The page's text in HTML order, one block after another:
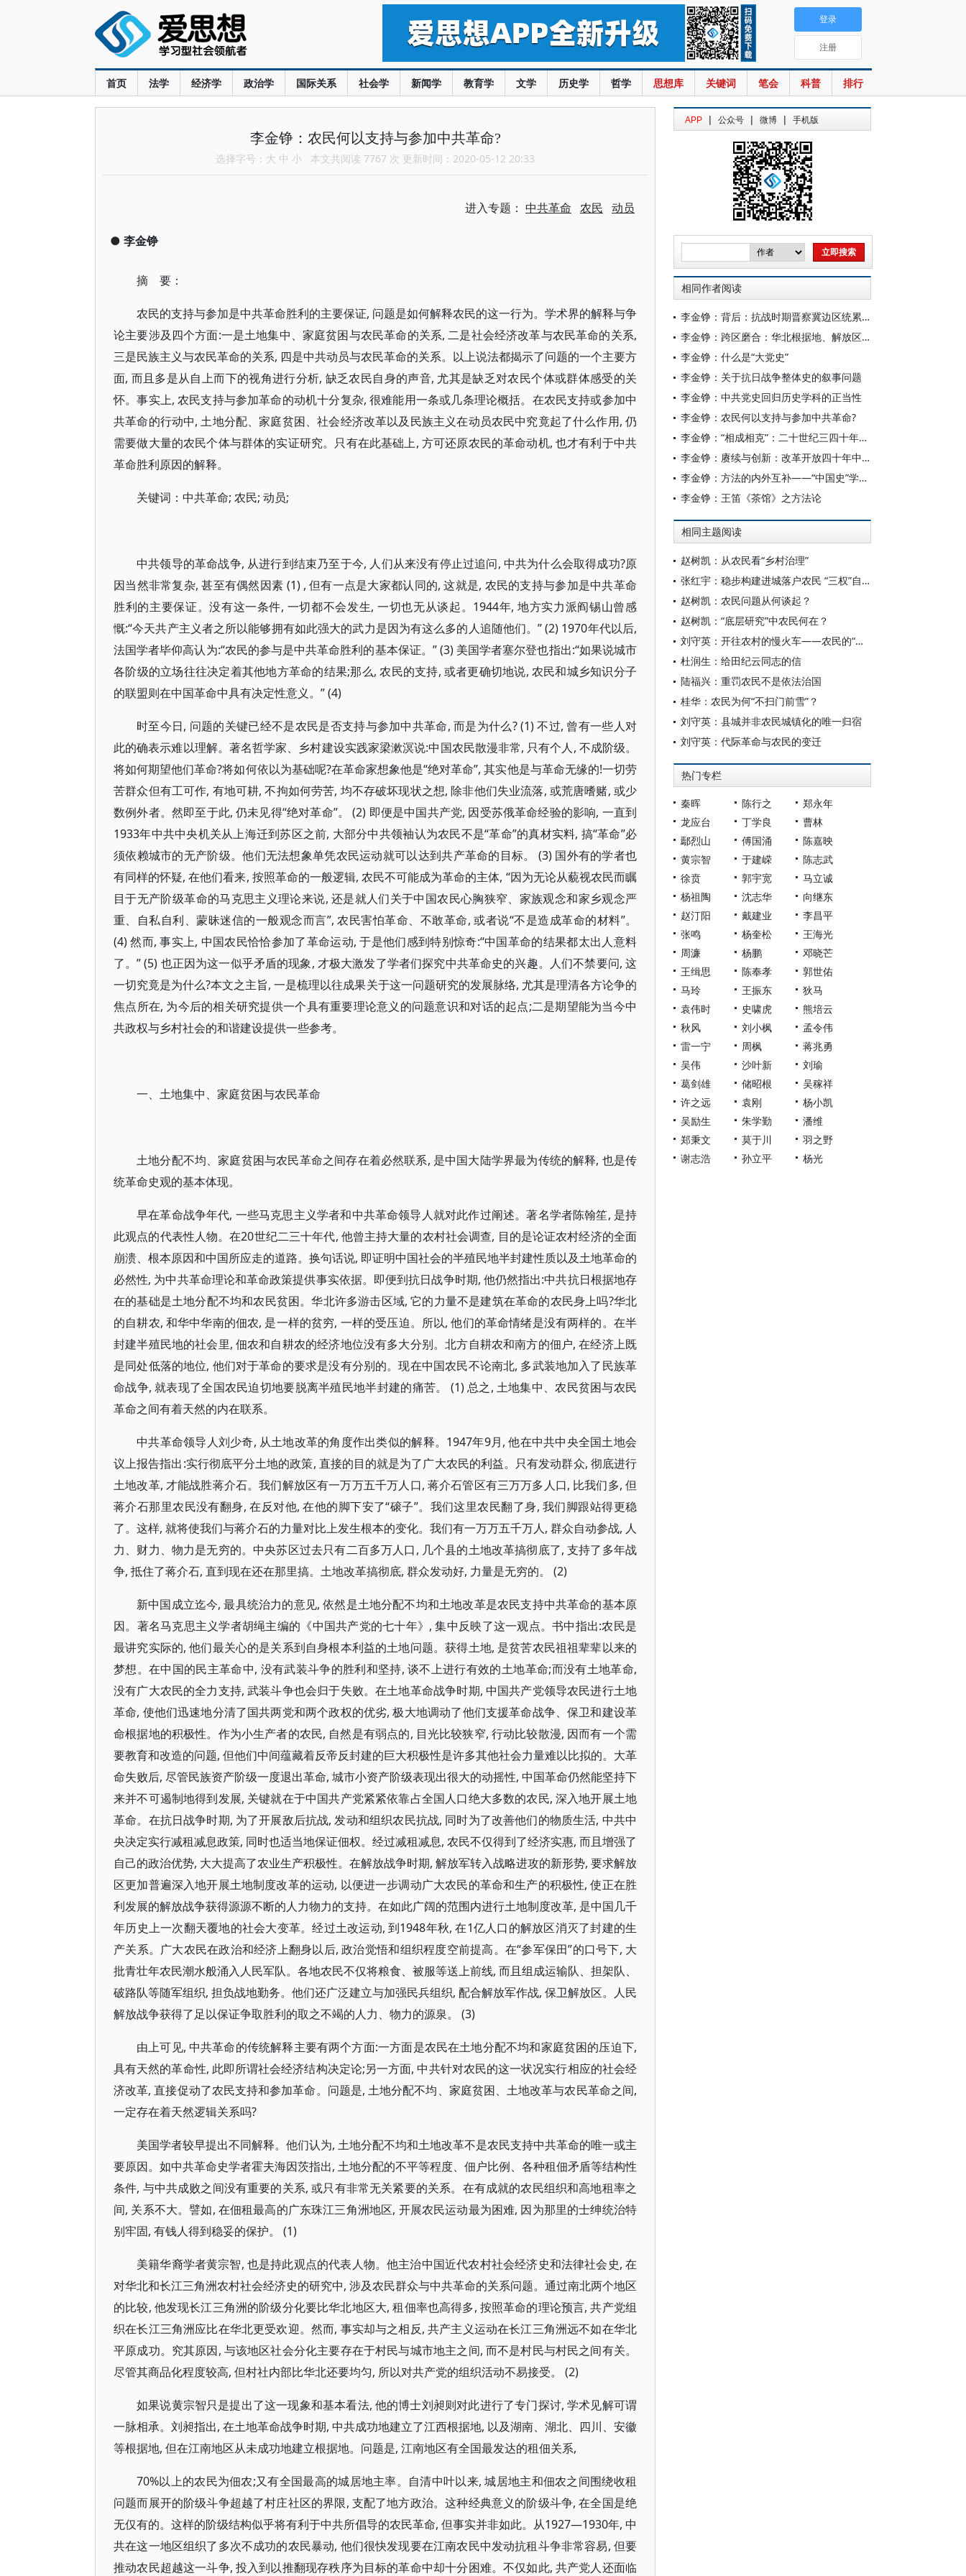
首页 法学 经济学 政治学 国际关系 社会学 新闻学 教育学 文学 历史学 哲学 思想库 关键词 笔会 科普 排行
登录
注册
李金铮：农民何以支持与参加中共革命?
选择字号： 大 中 小 本文共阅读 7767 次 更新时间：2020-05-12 20:33
进入专题： 中共革命 农民 动员
● 李金铮
摘 要：
农民的支持与参加是中共革命胜利的主要保证, 问题是如何解释农民的这一行为。学术界的解释与争
论主要涉及四个方面:一是土地集中、家庭贫困与农民革命的关系, 二是社会经济改革与农民革命的关系,
三是民族主义与农民革命的关系, 四是中共动员与农民革命的关系。以上说法都揭示了问题的一个主要方
面, 而且多是从自上而下的视角进行分析, 缺乏农民自身的声音, 尤其是缺乏对农民个体或群体感受的关
怀。事实上, 农民支持与参加革命的动机十分复杂, 很难能用一条或几条理论概括。在农民支持或参加中
共革命的行动中, 土地分配、家庭贫困、社会经济改革以及民族主义在动员农民中究竟起了什么作用, 仍
需要做大量的农民个体与群体的实证研究。只有在此基础上, 方可还原农民的革命动机, 也才有利于中共
革命胜利原因的解释。
关键词：中共革命; 农民; 动员;
中共领导的革命战争, 从进行到结束乃至于今, 人们从来没有停止过追问, 中共为什么会取得成功?原
因当然非常复杂, 甚至有偶然因素 (1) , 但有一点是大家都认同的, 这就是, 农民的支持与参加是中共革命
胜利的主要保证。没有这一条件, 一切都不会发生, 一切也无从谈起。1944年, 地方实力派阎锡山曾感
慨:“今天共产主义者之所以能够拥有如此强大的武力是因为有这么多的人追随他们。” (2) 1970年代以后,
法国学者毕仰高认为:“农民的参与是中共革命胜利的基本保证。” (3) 美国学者塞尔登也指出:“如果说城市
各阶级的立场往往决定着其他地方革命的结果;那么, 农民的支持, 或者更确切地说, 农民和城乡知识分子
的联盟则在中国革命中具有决定性意义。” (4)
时至今日, 问题的关键已经不是农民是否支持与参加中共革命, 而是为什么? (1) 不过, 曾有一些人对
此的确表示难以理解。著名哲学家、乡村建设实践家梁漱溟说:中国农民散漫非常, 只有个人, 不成阶级。
将如何期望他们革命?将如何依以为基础呢?在革命家想象他是“绝对革命”, 其实他是与革命无缘的!一切劳
苦群众但有工可作, 有地可耕, 不拘如何劳苦, 均不存破坏现状之想, 除非他们失业流落, 或荒唐嗜赌, 或少
数例外者。然即至于此, 仍未见得“绝对革命”。 (2) 即便是中国共产党, 因受苏俄革命经验的影响, 一直到
1933年中共中央机关从上海迁到苏区之前, 大部分中共领袖认为农民不是“革命”的真材实料, 搞“革命”必
须依赖城市的无产阶级。他们无法想象单凭农民运动就可以达到共产革命的目标。 (3) 国外有的学者也
有同样的怀疑, 在他们看来, 按照革命的一般逻辑, 农民不可能成为革命的主体, “因为无论从藐视农民而瞩
目于无产阶级革命的马克思主义理论来说, 还是就人们关于中国农民心胸狭窄、家族观念和家乡观念严
重、自私自利、蒙昧迷信的一般观念而言”, 农民害怕革命、不敢革命, 或者说“不是造成革命的材料”。
(4) 然而, 事实上, 中国农民恰恰参加了革命运动, 于是他们感到特别惊奇:“中国革命的结果都太出人意料
了。” (5) 也正因为这一似乎矛盾的现象, 才极大激发了学者们探究中共革命史的兴趣。人们不禁要问, 这
一切究竟是为什么?本文之主旨, 一是梳理以往成果关于这一问题研究的发展脉络, 尤其是理清各方论争的
焦点所在, 为今后的相关研究提供一个具有重要理论意义的问题意识和对话的起点;二是期望能为当今中
共政权与乡村社会的和谐建设提供一些参考。
一、土地集中、家庭贫困与农民革命
土地分配不均、家庭贫困与农民革命之间存在着必然联系, 是中国大陆学界最为传统的解释, 也是传
统革命史观的基本体现。
早在革命战争年代, 一些马克思主义学者和中共革命领导人就对此作过阐述。著名学者陈翰笙, 是持
此观点的代表性人物。在20世纪二三十年代, 他曾主持大量的农村社会调查, 目的是论证农村经济的全面
崩溃、根本原因和中国所应走的道路。换句话说, 即证明中国社会的半殖民地半封建性质以及土地革命的
必然性, 为中共革命理论和革命政策提供事实依据。即便到抗日战争时期, 他仍然指出:中共抗日根据地存
在的基础是土地分配不均和农民贫困。华北许多游击区域, 它的力量不是建筑在革命的农民身上吗?华北
的自耕农, 和华中华南的佃农, 是一样的贫穷, 一样的受压迫。所以, 他们的革命情绪是没有两样的。在半
封建半殖民地的社会里, 佃农和自耕农的经济地位没有多大分别。北方自耕农和南方的佃户, 在经济上既
是同处低落的地位, 他们对于革命的要求是没有分别的。现在中国农民不论南北, 多武装地加入了民族革
命战争, 就表现了全国农民迫切地要脱离半殖民地半封建的痛苦。 (1) 总之, 土地集中、农民贫困与农民
革命之间有着天然的内在联系。
中共革命领导人刘少奇, 从土地改革的角度作出类似的解释。1947年9月, 他在中共中央全国土地会
议上报告指出:实行彻底平分土地的政策, 直接的目的就是为了广大农民的利益。只有发动群众, 彻底进行
土地改革, 才能战胜蒋介石。我们解放区有一万万五千万人口, 蒋介石管区有三万万多人口, 比我们多, 但
蒋介石那里农民没有翻身, 在反对他, 在他的脚下安了“磙子”。我们这里农民翻了身, 我们脚跟站得更稳
了。这样, 就将使我们与蒋介石的力量对比上发生根本的变化。我们有一万万五千万人, 群众自动参战, 人
力、财力、物力是无穷的。中央苏区过去只有二百多万人口, 几个县的土地改革搞彻底了, 支持了多年战
争, 抵住了蒋介石, 直到现在还在那里搞。土地改革搞彻底, 群众发动好, 力量是无穷的。 (2)
新中国成立迄今, 最具统治力的意见, 依然是土地分配不均和土地改革是农民支持中共革命的基本原
因。著名马克思主义学者胡绳主编的《中国共产党的七十年》, 集中反映了这一观点。书中指出:农民是
最讲究实际的, 他们最关心的是关系到自身根本利益的土地问题。获得土地, 是贫苦农民祖祖辈辈以来的
梦想。在中国的民主革命中, 没有武装斗争的胜利和坚持, 谈不上进行有效的土地革命;而没有土地革命,
没有广大农民的全力支持, 武装斗争也会归于失败。在土地革命战争时期, 中国共产党领导农民进行土地
革命, 使他们迅速地分清了国共两党和两个政权的优劣, 极大地调动了他们支援革命战争、保卫和建设革
命根据地的积极性。作为小生产者的农民, 自然是有弱点的, 目光比较狭窄, 行动比较散漫, 因而有一个需
要教育和改造的问题, 但他们中间蕴藏着反帝反封建的巨大积极性是许多其他社会力量难以比拟的。大革
命失败后, 尽管民族资产阶级一度退出革命, 城市小资产阶级表现出很大的动摇性, 中国革命仍然能坚持下
来并不可遏制地得到发展, 关键就在于中国共产党紧紧依靠占全国人口绝大多数的农民, 深入地开展土地
革命。在抗日战争时期, 为了开展敌后抗战, 发动和组织农民抗战, 同时为了改善他们的物质生活, 中共中
央决定实行减租减息政策, 同时也适当地保证佃权。经过减租减息, 农民不仅得到了经济实惠, 而且增强了
自己的政治优势, 大大提高了农业生产积极性。在解放战争时期, 解放军转入战略进攻的新形势, 要求解放
区更加普遍深入地开展土地制度改革的运动, 以便进一步调动广大农民的革命和生产的积极性, 使正在胜
利发展的解放战争获得源源不断的人力物力的支持。在如此广阔的范围内进行土地制度改革, 是中国几千
年历史上一次翻天覆地的社会大变革。经过土改运动, 到1948年秋, 在1亿人口的解放区消灭了封建的生
产关系。广大农民在政治和经济上翻身以后, 政治觉悟和组织程度空前提高。在“参军保田”的口号下, 大
批青壮年农民潮水般涌入人民军队。各地农民不仅将粮食、被服等送上前线, 而且组成运输队、担架队、
破路队等随军组织, 担负战地勤务。他们还广泛建立与加强民兵组织, 配合解放军作战, 保卫解放区。人民
解放战争获得了足以保证争取胜利的取之不竭的人力、物力的源泉。 (3)
由上可见, 中共革命的传统解释主要有两个方面:一方面是农民在土地分配不均和家庭贫困的压迫下,
具有天然的革命性, 此即所谓社会经济结构决定论;另一方面, 中共针对农民的这一状况实行相应的社会经
济改革, 直接促动了农民支持和参加革命。问题是, 土地分配不均、家庭贫困、土地改革与农民革命之间,
一定存在着天然逻辑关系吗?
美国学者较早提出不同解释。他们认为, 土地分配不均和土地改革不是农民支持中共革命的唯一或主
要原因。如中共革命史学者霍夫海因茨指出, 土地分配的不平等程度、佃户比例、各种租佃矛盾等结构性
条件, 与中共成败之间没有重要的关系, 或只有非常无关紧要的关系。在有成就的农民组织和高地租率之
间, 关系不大。譬如, 在佃租最高的广东珠江三角洲地区, 开展农民运动最为困难, 因为那里的士绅统治特
别牢固, 有钱人得到稳妥的保护。 (1)
美籍华裔学者黄宗智, 也是持此观点的代表人物。他主治中国近代农村社会经济史和法律社会史, 在
对华北和长江三角洲农村社会经济史的研究中, 涉及农民群众与中共革命的关系问题。通过南北两个地区
的比较, 他发现长江三角洲的阶级分化要比华北地区大, 租佃率也高得多, 按照革命的理论预言, 共产党组
织在长江三角洲应比在华北更受欢迎。然而, 事实却与之相反, 共产主义运动在长江三角洲远不如在华北
平原成功。究其原因, 与该地区社会分化主要存在于村民与城市地主之间, 而不是村民与村民之间有关。
尽管其商品化程度较高, 但村社内部比华北还要均匀, 所以对共产党的组织活动不易接受。 (2)
如果说黄宗智只是提出了这一现象和基本看法, 他的博士刘昶则对此进行了专门探讨, 学术见解可谓
一脉相承。刘昶指出, 在土地革命战争时期, 中共成功地建立了江西根据地, 以及湖南、湖北、四川、安徽
等根据地, 但在江南地区从未成功地建立根据地。问题是, 江南地区有全国最发达的租佃关系,
70%以上的农民为佃农;又有全国最高的城居地主率。自清中叶以来, 城居地主和佃农之间围绕收租
问题而展开的阶级斗争超越了村庄社区的界限, 支配了地方政治。这种经典意义的阶级斗争, 在全国是绝
无仅有的。这样的阶级结构似乎将有利于中共所倡导的农民革命, 但事实并非如此。从1927—1930年, 中
共在这一地区组织了多次不成功的农民暴动, 他们很快发现要在江南农民中发动抗租斗争非常容易, 但要
推动农民超越这一斗争, 投入到以推翻现存秩序为目标的革命中却十分困难。不仅如此, 共产党人还面临
APP | 公众号 | 微博 | 手机版
相同作者阅读
李金铮：背后：抗战时期晋察冀边区统累税税则的出台与修订
李金铮：跨区磨合：华北根据地、解放区之间的本币关系
李金铮：什么是“大党史”
李金铮：关于抗日战争整体史的叙事问题
李金铮：中共党史回归历史学科的正当性
李金铮：农民何以支持与参加中共革命?
李金铮：“相成相克”：二十世纪三四十年代费孝通的城乡关系论
李金铮：赓续与创新：改革开放四十年中国近代史研究的四个推动力
李金铮：方法的内外互补——“中国史”学界的中国与西方
李金铮：王笛《茶馆》之方法论
相同主题阅读
赵树凯：从农民看“乡村治理”
张红宇：稳步构建进城落户农民 “三权”自愿有偿退出机制
赵树凯：农民问题从何谈起？
赵树凯：“底层研究”中农民何在？
刘守英：开往农村的慢火车——农民的“进”与“退”
杜润生：给田纪云同志的信
陆福兴：重罚农民不是依法治国
桂华：农民为何“不扫门前雪”？
刘守英：县城并非农民城镇化的唯一归宿
刘守英：代际革命与农民的变迁
热门专栏
秦晖 陈行之
郑永年
龙应台
丁学良
曹林
鄢烈山
傅国涌
陈嘉映
黄宗智
于建嵘
陈志武
徐贲
郭宇宽
马立诚
杨祖陶
沈志华
向继东
赵汀阳
戴建业
李昌平
张鸣
杨奎松
王海光
周濂
杨鹏
邓晓芒
王缉思
陈奉孝
郭世佑
马玲
王振东
狄马
袁伟时
史啸虎
熊培云
秋风
刘小枫
孟令伟
雷一宁
周枫
蒋兆勇
吴伟
沙叶新
刘瑜
葛剑雄
储昭根
吴稼祥
许之远
袁刚
杨小凯
吴励生
朱学勤
潘维
郑秉文
莫于川
羽之野
谢志浩
孙立平 杨光